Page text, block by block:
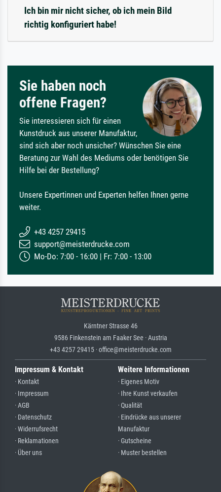
Ich bin mir nicht sicher, ob ich mein Bild
richtig konfiguriert habe!
Sie haben noch
offene Fragen?
Sie interessieren sich für einen
Kunstdruck aus unserer Manufaktur,
sind sich aber noch unsicher? Wünschen Sie eine
Beratung zur Wahl des Mediums oder benötigen Sie
Hilfe bei der Bestellung?
Unsere Expertinnen und Experten helfen Ihnen gerne
weiter.
+43 4257 29415
support@meisterdrucke.com
Mo-Do: 7:00 - 16:00 | Fr: 7:00 - 13:00
Kärntner Strasse 46
9586 Finkenstein am Faaker See · Austria
+43 4257 29415 · office@meisterdrucke.com
Impressum & Kontakt
· Kontakt
· Impressum
· AGB
· Datenschutz
· Widerrufsrecht
· Reklamationen
· Über uns
Weitere Informationen
· Eigenes Motiv
· Ihre Kunst verkaufen
· Qualität
· Eindrücke aus unserer
Manufaktur
· Gutscheine
· Muster bestellen